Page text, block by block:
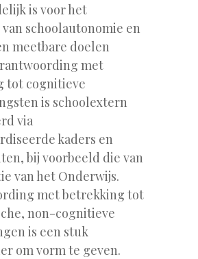
is voor het
schoolautonomie en
meetbare doelen
met
tot cognitieve
is schoolextern
via
kaders en
bij voorbeeld die van
van het Onderwijs.
met betrekking tot
non-cognitieve
is een stuk
om vorm te geven.